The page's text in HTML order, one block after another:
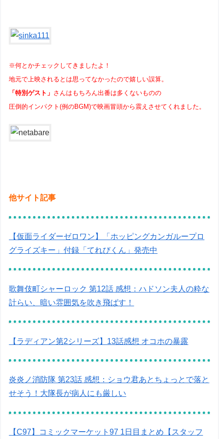
※何とかチェックしてきましたよ！
地元で上映されるとは思ってなかったので嬉しい誤算。
「特別ゲスト」 さんはもちろん出番は多くないものの
圧倒的インパクト(例のBGM)で映画冒頭から震えさせてくれました。
他サイト記事
【仮面ライダーゼロワン】「ホッピングカンガループロ
グライズキー」付録「てれびくん」発売中
歌舞伎町シャーロック 第12話 感想：ハドソン夫人の粋な
計らい、暗い雰囲気を吹き飛ばす！
【ラディアン第2シリーズ】13話感想 オコホの暴露
炎炎ノ消防隊 第23話 感想：ショウ君あとちょっとで落と
せそう！大隊長が病人にも厳しい
【C97】コミックマーケット97 1日目まとめ【スタッフ